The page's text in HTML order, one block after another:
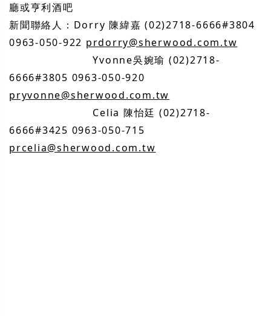
廳或亨利酒吧
新聞聯絡人： Dorry陳緯嘉 (02)2718-6666#3804
0963-050-922 prdorry@sherwood.com.tw
Yvonne吳婉瑜 (02)2718-
6666#3805 0963-050-920
pryvonne@sherwood.com.tw
Celia 陳怡廷 (02)2718-
6666#3425 0963-050-715
prcelia@sherwood.com.tw